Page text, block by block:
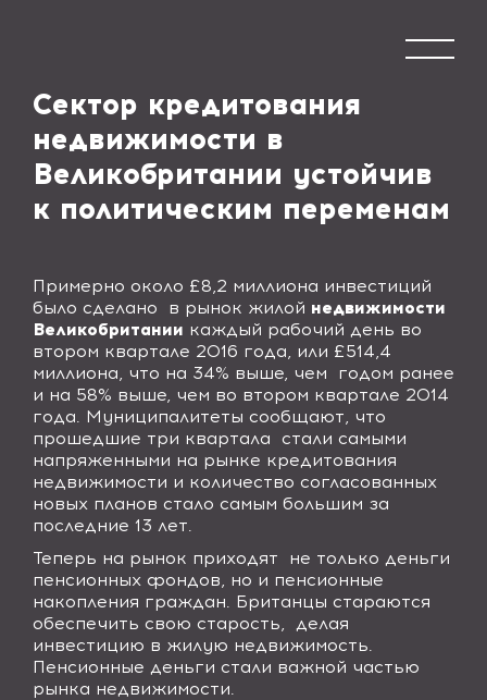
Сектор кредитования
недвижимости в
Великобритании устойчив
к политическим переменам
Примерно около £8,2 миллиона инвестиций
было сделано в рынок жилой недвижимости
Великобритании каждый рабочий день во
втором квартале 2016 года, или £514,4
миллиона, что на 34% выше, чем годом ранее
и на 58% выше, чем во втором квартале 2014
года. Муниципалитеты сообщают, что
прошедшие три квартала стали самыми
напряженными на рынке кредитования
недвижимости и количество согласованных
новых планов стало самым большим за
последние 13 лет.
Теперь на рынок приходят не только деньги
пенсионных фондов, но и пенсионные
накопления граждан. Британцы стараются
обеспечить свою старость, делая
инвестицию в жилую недвижимость.
Пенсионные деньги стали важной частью
рынка недвижимости.